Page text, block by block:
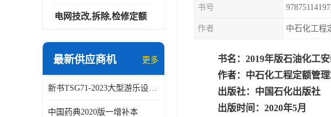
电网技改,拆除,检修定额
最新供应商机 更多
新书TSG71-2023大型游乐设施安全技术规程
中国药典2020版一增补本
书号
作者 中石化工程
书名：2019年版石油化工
作者：中石化工程定额管
出版社：中国石化出版社
出版时间：2020年5月